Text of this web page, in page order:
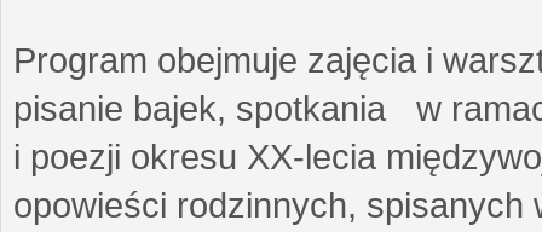
Program obejmuje zajęcia i
pisanie bajek, spotkania w
i poezji okresu XX-lecia
opowieści rodzinnych,